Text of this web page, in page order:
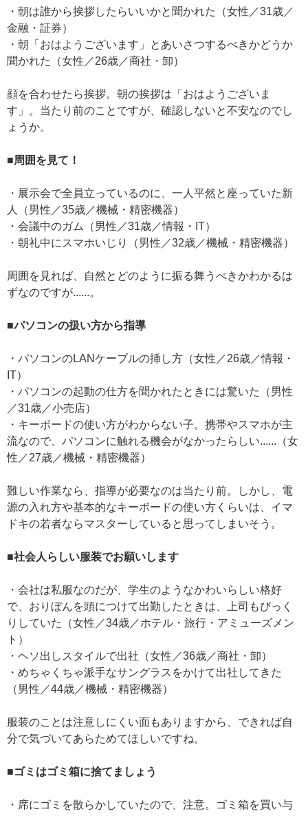
・朝は誰から挨拶したらいいかと聞かれた（女性／31歳／
金融・証券）
・朝「おはようございます」とあいさつするべきかどうか
聞かれた（女性／26歳／商社・卸）
顔を合わせたら挨拶。朝の挨拶は「おはようございま
す」。当たり前のことですが、確認しないと不安なのでし
ょうか。
■周囲を見て！
・展示会で全員立っているのに、一人平然と座っていた新
人（男性／35歳／機械・精密機器）
・会議中のガム（男性／31歳／情報・IT）
・朝礼中にスマホいじり（男性／32歳／機械・精密機器）
周囲を見れば、自然とどのように振る舞うべきかわかるは
ずなのですが......。
■パソコンの扱い方から指導
・パソコンのLANケーブルの挿し方（女性／26歳／情報・
IT）
・パソコンの起動の仕方を聞かれたときには驚いた（男性
／31歳／小売店）
・キーボードの使い方がわからない子。携帯やスマホが主
流なので、パソコンに触れる機会がなかったらしい......（女
性／27歳／機械・精密機器）
難しい作業なら、指導が必要なのは当たり前。しかし、電
源の入れ方や基本的なキーボードの使い方くらいは、イマ
ドキの若者ならマスターしていると思ってしまいそう。
■社会人らしい服装でお願いします
・会社は私服なのだが、学生のようなかわいらしい格好
で、おりぼんを頭につけて出勤したときは、上司もびっく
りしていた（女性／34歳／ホテル・旅行・アミューズメン
ト）
・ヘソ出しスタイルで出社（女性／36歳／商社・卸）
・めちゃくちゃ派手なサングラスをかけて出社してきた
（男性／44歳／機械・精密機器）
服装のことは注意しにくい面もありますから、できれば自
分で気づいてあらためてほしいですね。
■ゴミはゴミ箱に捨てましょう
・席にゴミを散らかしていたので、注意。ゴミ箱を買い与